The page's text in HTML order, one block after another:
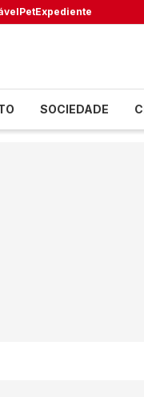
PetExpediente
SOCIEDADE